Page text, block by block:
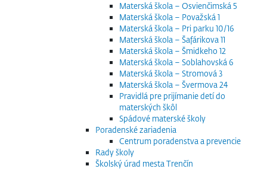
Materská škola – Osvienčimská 5
Materská škola – Považská 1
Materská škola – Pri parku 10/16
Materská škola – Šafárikova 11
Materská škola – Šmidkeho 12
Materská škola – Soblahovská 6
Materská škola – Stromová 3
Materská škola – Švermova 24
Pravidlá pre prijímanie detí do
materských škôl
Spádové materské školy
Poradenské zariadenia
Centrum poradenstva a prevencie
Rady školy
Školský úrad mesta Trenčín